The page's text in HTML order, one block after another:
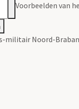
Voorbeelden van
militair Noord-